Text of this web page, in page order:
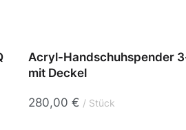
Acryl-Handschuhspender
mit Deckel
280,00 € Stück